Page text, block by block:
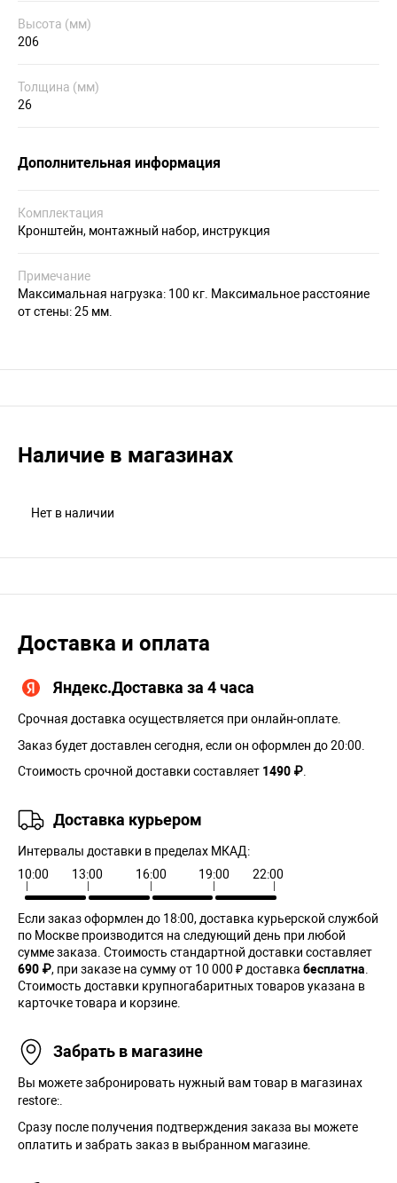
Высота (мм)
206
Толщина (мм)
26
Дополнительная информация
Комплектация
Кронштейн, монтажный набор, инструкция
Примечание
Максимальная нагрузка: 100 кг. Максимальное расстояние
от стены: 25 мм.
Наличие в магазинах
Нет в наличии
Доставка и оплата
Яндекс.Доставка за 4 часа
Срочная доставка осуществляется при онлайн-оплате.
Заказ будет доставлен сегодня, если он оформлен до 20:00.
Стоимость срочной доставки составляет 1490 ₽
Доставка курьером
Интервалы доставки в пределах МКАД:
10:00
13:00 16:00 19:00 22:00
Если заказ оформлен до 18:00, доставка курьерской службой
по Москве производится на следующий день при любой
сумме заказа. Cтоимость стандартной доставки составляет
690 ₽, при заказе на сумму от 10 000 ₽ доставка бесплатна
Стоимость доставки крупногабаритных товаров указана в
карточке товара и корзине.
Забрать в магазине
Вы можете забронировать нужный вам товар в магазинах
restore:.
Сразу после получения подтверждения заказа вы можете
оплатить и забрать заказ в выбранном магазине.